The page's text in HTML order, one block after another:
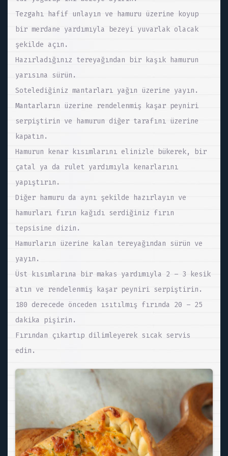
Tezgahı hafif unlayın ve hamuru üzerine koyup
bir merdane yardımıyla bezeyi yuvarlak olacak
şekilde açın.
Hazırladığınız tereyağından bir kaşık hamurun
yarısına sürün.
Sotelediğiniz mantarları yağın üzerine yayın.
Mantarların üzerine rendelenmiş kaşar peyniri
serpiştirin ve hamurun diğer tarafını üzerine
kapatın.
Hamurun kenar kısımlarını elinizle bükerek, bir
çatal ya da rulet yardımıyla kenarlarını
yapıştırın.
Diğer hamuru da aynı şekilde hazırlayın ve
hamurları fırın kağıdı serdiğiniz fırın
tepsisine dizin.
Hamurların üzerine kalan tereyağından sürün ve
yayın.
Üst kısımlarına bir makas yardımıyla 2 – 3 kesik
atın ve rendelenmiş kaşar peyniri serpiştirin.
180 derecede önceden ısıtılmış fırında 20 – 25
dakika pişirin.
Fırından çıkartıp dilimleyerek sıcak servis
edin.